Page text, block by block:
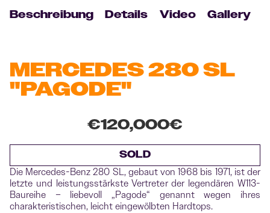
Beschreibung Details Video Gallery
MERCEDES 280 SL
"PAGODE"
€120,000€
SOLD
Die Mercedes-Benz 280 SL, gebaut von 1968 bis 1971, ist der
letzte und leistungsstärkste Vertreter der legendären W113-
Baureihe – liebevoll „Pagode“ genannt wegen ihres
charakteristischen, leicht eingewölbten Hardtops.